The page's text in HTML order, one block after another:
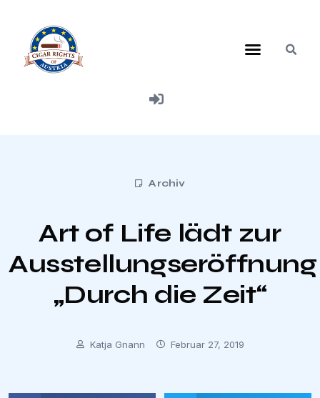
Archiv
Art of Life lädt zur
Ausstellungseröffnung
„Durch die Zeit“
Katja Gnann Februar 27, 2019